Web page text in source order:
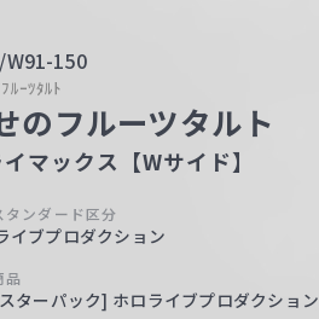
W91-150
ﾙｰﾂﾀﾙﾄ
のフルーツタルト
マックス【Wサイド】
タンダード区分
イブプロダクション
品
ターパック] ホロライブプロダクション